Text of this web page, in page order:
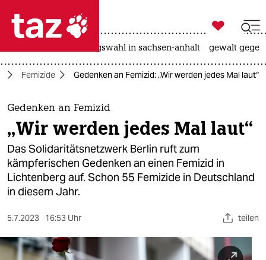
 taz zahl ich
taz zahl ich
themen
politik
öko
gesellschaft
kultur
sport

taz zahl ich
landtagswahl in sachsen-anhalt gewalt
Femizide Gedenken an Femizid: „Wir werden jedes Mal laut“
Gedenken an Femizid
„Wir werden jedes Mal laut“
Das Solidaritätsnetzwerk Berlin ruft zum
kämpferischen Gedenken an einen Femizid in
Lichtenberg auf. Schon 55 Femizide in Deutschland
in diesem Jahr.
5.7.2023 16:53 Uhr teilen